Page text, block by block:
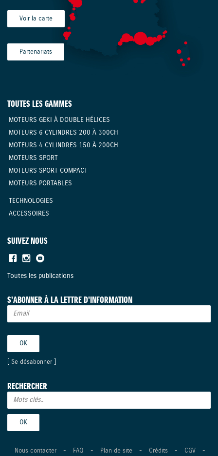
Voir la carte
Partenariats
TOUTES LES GAMMES
MOTEURS GEKI À DOUBLE HÉLICES
MOTEURS 6 CYLINDRES 200 À 300CH
MOTEURS 4 CYLINDRES 150 À 200CH
MOTEURS SPORT
MOTEURS SPORT COMPACT
MOTEURS PORTABLES
TECHNOLOGIES
ACCESSOIRES
SUIVEZ NOUS
Toutes les publications
S'ABONNER À LA LETTRE D'INFORMATION
Se désabonner
RECHERCHER
Nous contacter - FAQ - Plan de site - Crédits - CGV -